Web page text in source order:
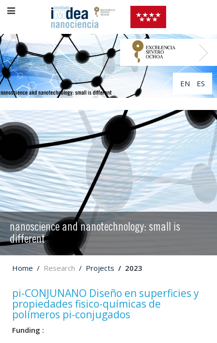
EN ES
nanoscience and nanotechnology: small is
different
Home Research Projects 2023
pi-CONJUNANO Diseño en superficies y
propiedades fisico-químicas de
polímeros pi-conjugados
Funding :